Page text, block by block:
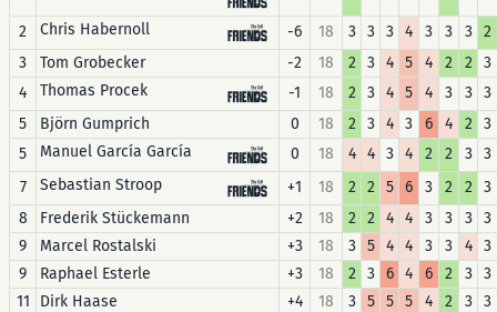
2 Chris Habernoll -6 18 3 3 3 4 3 3 3
2
3
Tom Grobecker -2 18 2 3 4 5 4 2 2
3
4
Thomas Procek -1 18 2 3 4 5 4 3 3
3
5
Björn Gumprich 0 18 2 3 4 3 6 4 2
3
5
Manuel García García 0 18 4 4 3 4 2 2 3
3
7
Sebastian Stroop +1 18 2 2 5 6 3 2 2
3
8
Frederik Stückemann +2 18 2 2 4 4 3 3 3
3
9
Marcel Rostalski +3 18 3 5 4 4 3 3 4
3
9
Raphael Esterle +3 18 2 3 6 4 6 2 3
3
11
Dirk Haase +4 18 3 5 5 5 4 2 3
3